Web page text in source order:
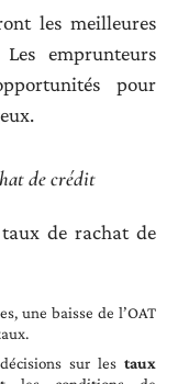
les meilleures
emprunteurs
pour
de crédit
de rachat de
une baisse de l’OAT
sur les taux